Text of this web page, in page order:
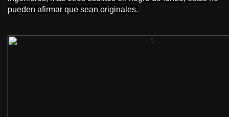
pueden afirmar que sean originales.